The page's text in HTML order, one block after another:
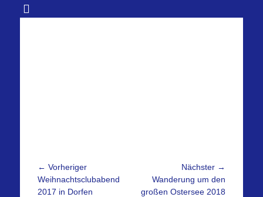
Beitragsnavigation
← Vorheriger
Vorheriger
Beitrag:
Weihnachtsclubabend
2017 in Dorfen
Nächster →
Nächster
Beitrag:
Wanderung um den
großen Ostersee 2018